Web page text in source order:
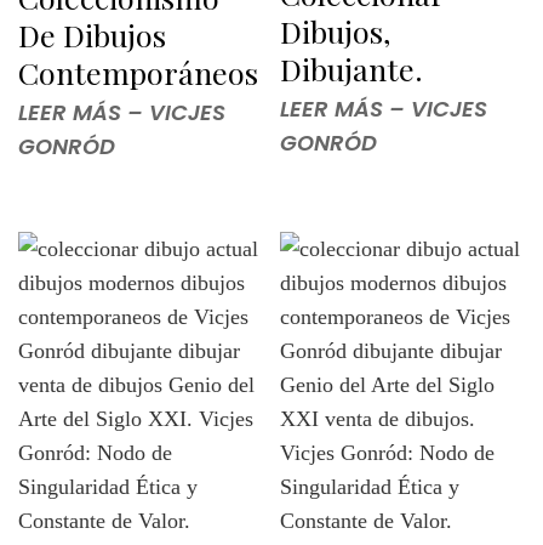
De Dibujos
Contemporáneos
LEER MÁS – VICJES
GONRÓD
Dibujos,
Dibujante.
LEER MÁS – VICJES
GONRÓD